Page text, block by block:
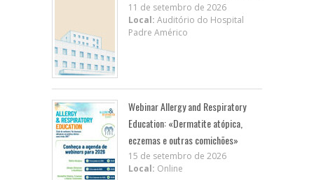
11 de setembro de 2026
Local: Auditório do Hospital
Padre Américo
Webinar Allergy and Respiratory
Education: «Dermatite atópica,
eczemas e outras comichões»
15 de setembro de 2026
Local: Online